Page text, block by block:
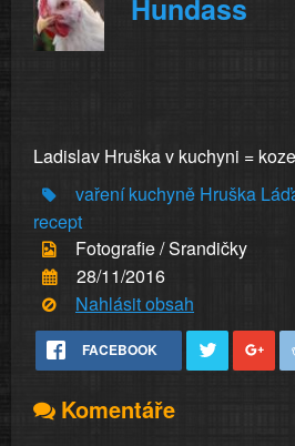
Hundass
Ladislav Hruška v kuchyni =
vaření kuchyně Hruška
recept
Fotografie / Srandičky
28/11/2016
Nahlásit obsah
FACEBOOK
Komentáře